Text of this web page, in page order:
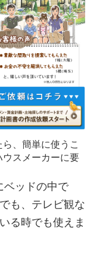
、簡単に使うこ
スメーカーに要
ベッドの中で
も、テレビ観な
る時でも使えま